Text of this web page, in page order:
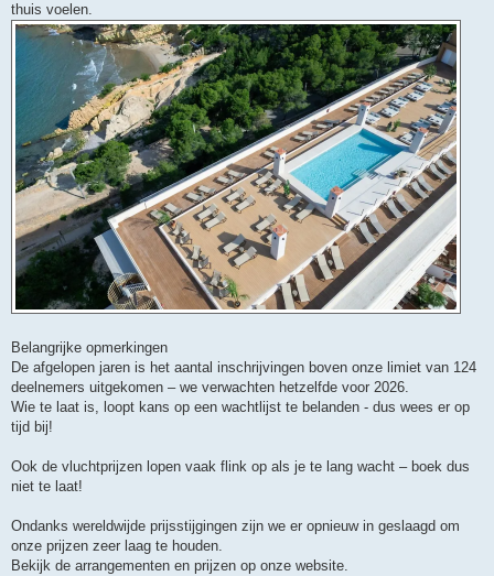
thuis voelen.
Belangrijke opmerkingen
De afgelopen jaren is het aantal inschrijvingen boven onze limiet van 124
deelnemers uitgekomen – we verwachten hetzelfde voor 2026.
Wie te laat is, loopt kans op een wachtlijst te belanden - dus wees er op
tijd bij!
Ook de vluchtprijzen lopen vaak flink op als je te lang wacht – boek dus
niet te laat!
Ondanks wereldwijde prijsstijgingen zijn we er opnieuw in geslaagd om
onze prijzen zeer laag te houden.
Bekijk de arrangementen en prijzen op onze website.